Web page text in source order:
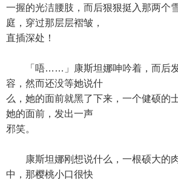
一握的光洁腰肢，而后狠狠挺入那两个
庭，穿过那层层褶皱，
直插深处！
「唔……」康斯坦娜呻吟着，而后发
容，然而还没等她说什
么，她的面前就黑了下来，一个健硕的
她的面前，发出一声
邪笑。
康斯坦娜刚想说什么，一根硕大的
中，那樱桃小口很快